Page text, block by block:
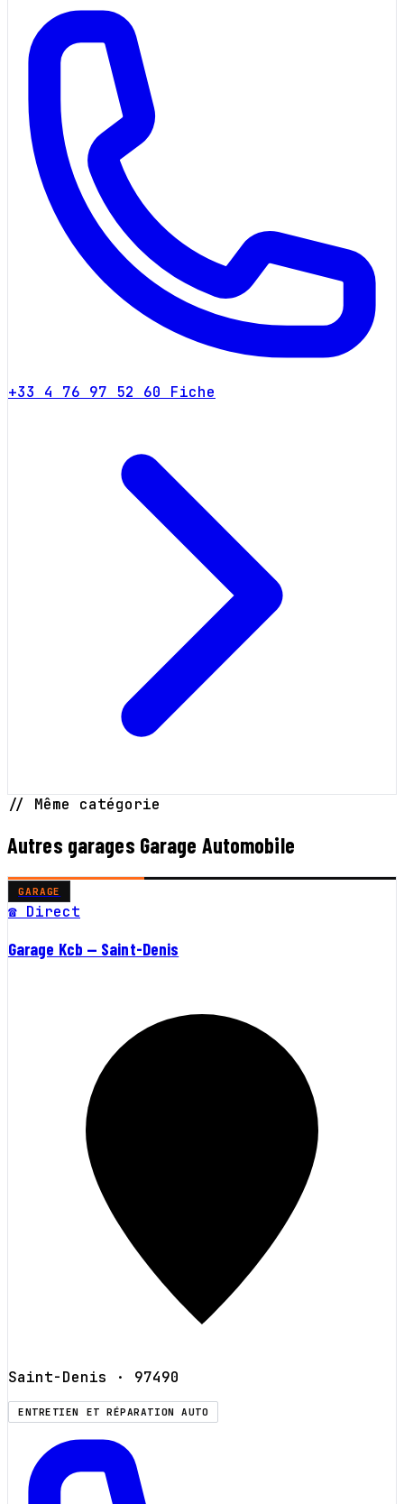
+33 4 76 97 52 60 Fiche
// Même catégorie
Autres garages Garage Automobile
GARAGE
☎ Direct
Garage Kcb — Saint-Denis
Saint-Denis · 97490
ENTRETIEN ET RÉPARATION AUTO